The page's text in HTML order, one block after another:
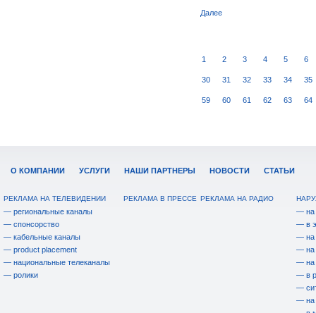
Далее
1 2 3 4 5 6
30 31 32 33 34 35
59 60 61 62 63 64
О КОМПАНИИ УСЛУГИ НАШИ ПАРТНЕРЫ НОВОСТИ СТАТЬИ
РЕКЛАМА НА ТЕЛЕВИДЕНИИ
— региональные каналы
— спонсорство
— кабельные каналы
— product placement
— национальные телеканалы
— ролики
РЕКЛАМА В ПРЕССЕ РЕКЛАМА НА РАДИО
— на
— в
— на
— на
— на
— в
—
— на